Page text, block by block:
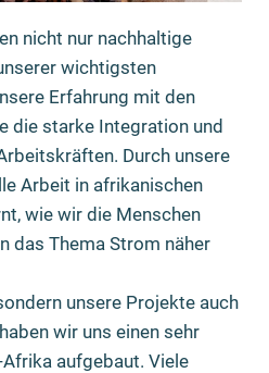
nicht nur nachhaltige
wichtigsten
Erfahrung mit den
die starke Integration und
Durch unsere
Arbeit in afrikanischen
wie wir die Menschen
das Thema Strom näher
unsere Projekte auch
wir uns einen sehr
aufgebaut. Viele